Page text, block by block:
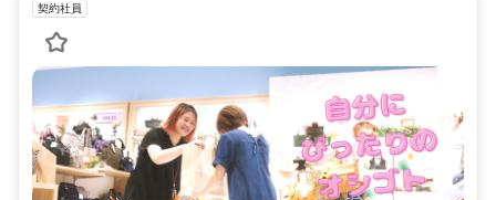
契約社員